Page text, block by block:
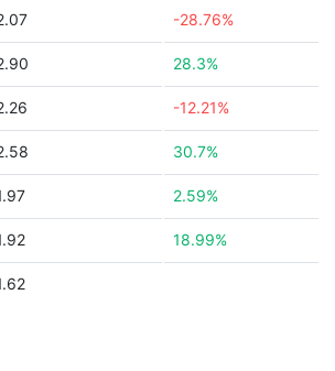
-28.76%
28.3%
-12.21%
30.7%
2.59%
18.99%